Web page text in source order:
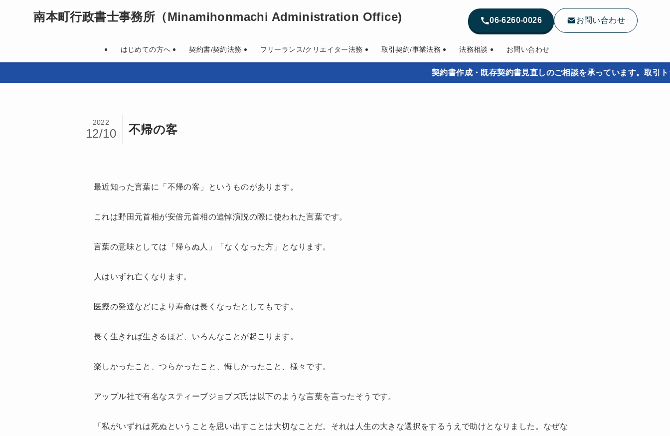
南本町行政書士事務所 （Minamihonmachi Administration Office)
はじめての方へ 契約書/契約法務 フリーランス/クリエイター法務 取引契約/事業法務 法務相談 お問い合わせ
06-6260-0026 お問い合わせ
契約書作成・既存契約書見直しのご相談を承っています。取引トラブ
不帰の客
2022
12/10
最近知った言葉に「不帰の客」というものがあります。
これは野田元首相が安倍元首相の追悼演説の際に使われた言葉です。
言葉の意味としては「帰らぬ人」「なくなった方」となります。
人はいずれ亡くなります。
医療の発達などにより寿命は長くなったとしてもです。
長く生きれば生きるほど、いろんなことが起こります。
楽しかったこと、つらかったこと、悔しかったこと、様々です。
アップル社で有名なスティーブジョブズ氏は以下のような言葉を言ったそうです。
「私がいずれは死ぬということを思い出すことは大切なことだ。それは人生の大きな選択をするうえで助けとなりました。なぜな